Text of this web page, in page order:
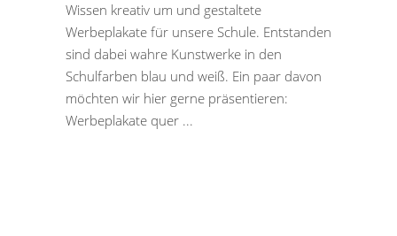
Wissen kreativ um und gestaltete
Werbeplakate für unsere Schule. Entstanden
sind dabei wahre Kunstwerke in den
Schulfarben blau und weiß. Ein paar davon
möchten wir hier gerne präsentieren:
Werbeplakate quer